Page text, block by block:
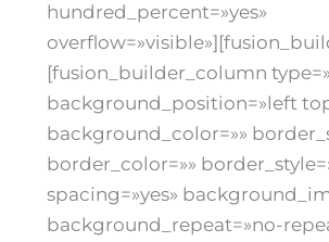
hundred_percent=»yes»
[fusion_builder_column
background_position=»left
background_color=»»
border_color=»»
spacing=»yes»
background_repeat=»no-